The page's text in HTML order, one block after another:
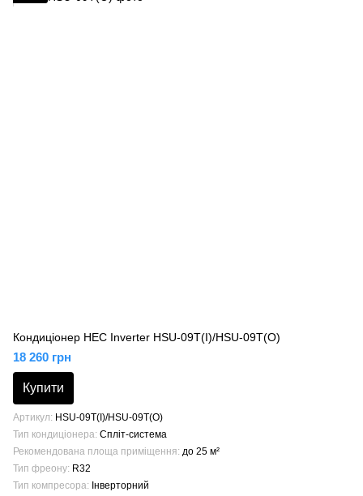
Кондиціонер HEC Inverter HSU-09T(I)/HSU-09T(O)
18 260 грн
Купити
Артикул
HSU-09T(I)/HSU-09T(O)
Тип кондиціонера Спліт-система
Рекомендована площа приміщення до 25 м²
Тип фреону R32
Тип компресора
Інверторний